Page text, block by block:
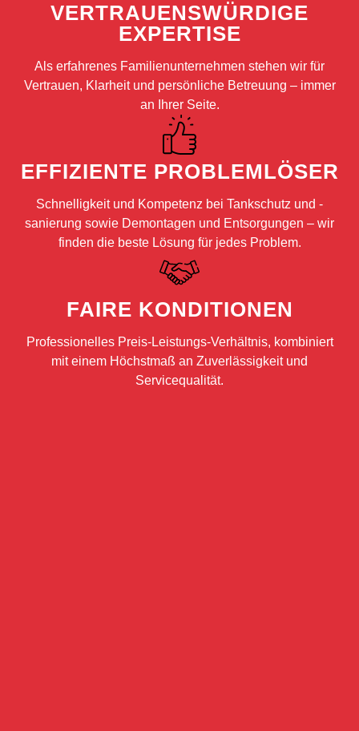
VERTRAUENSWÜRDIGE
EXPERTISE
Als erfahrenes Familienunternehmen stehen wir für
Vertrauen, Klarheit und persönliche Betreuung – immer
an Ihrer Seite.
EFFIZIENTE PROBLEMLÖSER
Schnelligkeit und Kompetenz bei Tankschutz und -
sanierung sowie Demontagen und Entsorgungen – wir
finden die beste Lösung für jedes Problem.
FAIRE KONDITIONEN
Professionelles Preis-Leistungs-Verhältnis, kombiniert
mit einem Höchstmaß an Zuverlässigkeit und
Servicequalität.